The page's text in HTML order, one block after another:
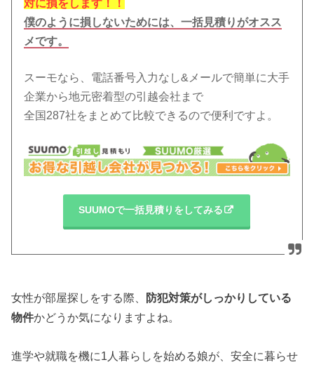
対に損をします！！
僕のように損しないためには、一括見積りがオスス
メです。
スーモなら、電話番号入力なし&メールで簡単に大手
企業から地元密着型の引越会社まで
全国287社をまとめて比較できるので便利ですよ。
SUUMOで一括見積りをしてみる
女性が部屋探しをする際、
防犯対策がしっかりしている
物件かどうか気になりますよね。
進学や就職を機に1人暮らしを始める娘が、安全に暮らせ